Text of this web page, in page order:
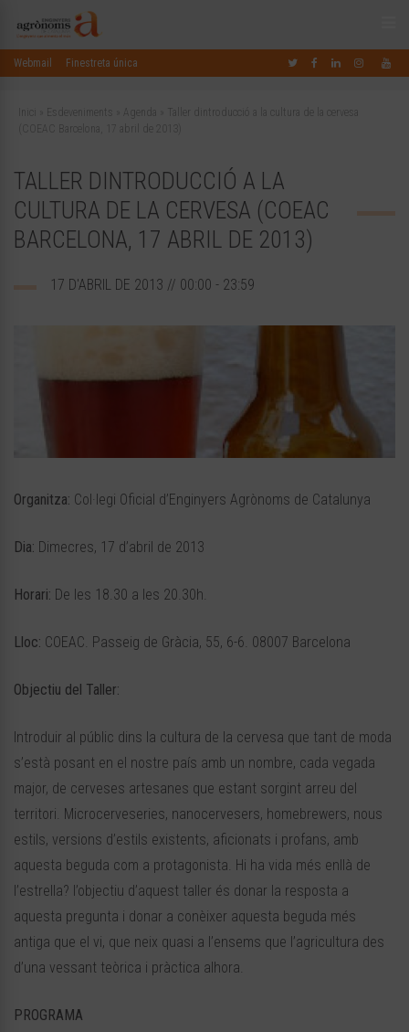
Webmail Finestreta única
Inici Esdeveniments Agenda
Taller dintroducció a la cultura de la cervesa
(COEAC Barcelona, 17 abril de 2013)
TALLER DINTRODUCCIÓ A LA
CULTURA DE LA CERVESA (COEAC
BARCELONA, 17 ABRIL DE 2013)
17 D'ABRIL DE 2013 // 00:00 - 23:59
Organitza: Col·legi Oficial d’Enginyers Agrònoms de Catalunya
Dia: Dimecres, 17 d’abril de 2013
Horari: De les 18.30 a les 20.30h.
Lloc: COEAC. Passeig de Gràcia, 55, 6-6. 08007 Barcelona
Objectiu del Taller:
Introduir al públic dins la cultura de la cervesa que tant de moda
s’està posant en el nostre país amb un nombre, cada vegada
major, de cerveses artesanes que estant sorgint arreu del
territori. Microcerveseries, nanocervesers, homebrewers, nous
estils, versions d’estils existents, aficionats i profans, amb
aquesta beguda com a protagonista. Hi ha vida més enllà de
l’estrella? l’objectiu d’aquest taller és donar la resposta a
aquesta pregunta i donar a conèixer aquesta beguda més
antiga que el vi, que neix quasi a l’ensems que l’agricultura des
d’una vessant teòrica i pràctica alhora.
PROGRAMA